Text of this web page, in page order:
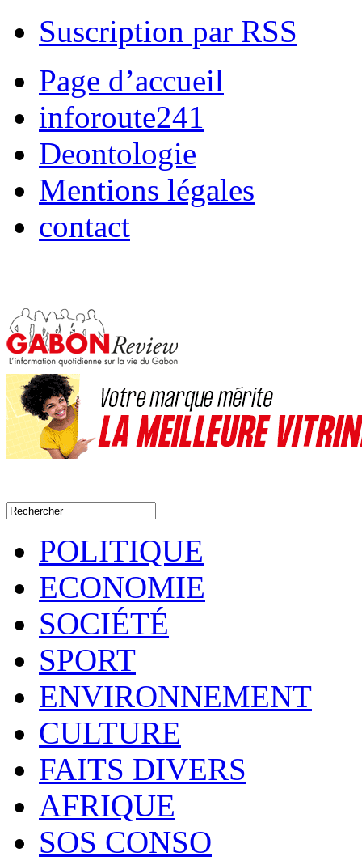
Suscription par RSS
Page d’accueil
inforoute241
Deontologie
Mentions légales
contact
POLITIQUE
ECONOMIE
SOCIÉTÉ
SPORT
ENVIRONNEMENT
CULTURE
FAITS DIVERS
AFRIQUE
SOS CONSO